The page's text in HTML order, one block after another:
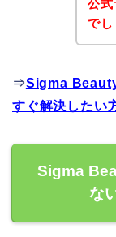
公
でし
⇒Sigma
すぐ解決したい
Sigma
な